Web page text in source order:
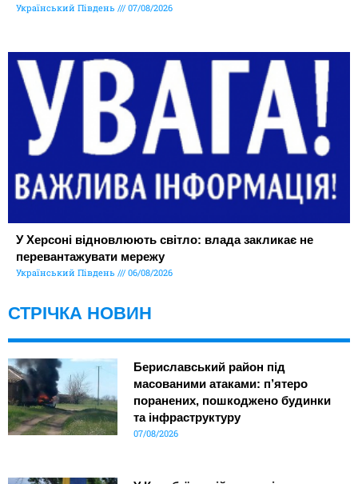
Український Південь 07/08/2026
У Херсоні відновлюють світло: влада закликає не
перевантажувати мережу
Український Південь 06/08/2026
СТРІЧКА НОВИН
Бериславський район під
масованими атаками: п’ятеро
поранених, пошкоджено будинки
та інфраструктуру
07/08/2026